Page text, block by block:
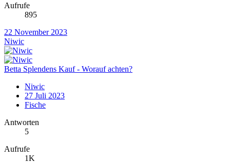
Aufrufe
895
22 November 2023
Niwic
Betta Splendens Kauf - Worauf achten?
Niwic
27 Juli 2023
Fische
Antworten
5
Aufrufe
1K